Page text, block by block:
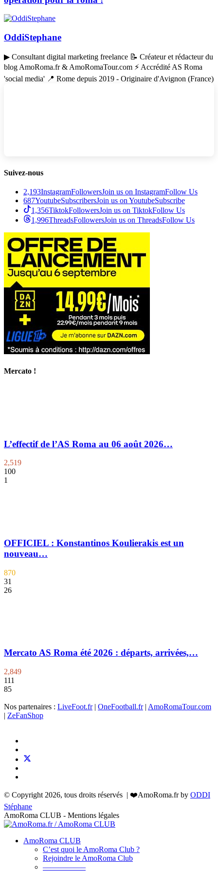
OddiStephane
▶ Consultant digital marketing freelance 📝 Créateur et rédacteur du
blog AmoRoma.fr & AmoRomaTour.com ⚡ Accrédité AS Roma
'social media' 📍 Rome depuis 2019 - Originaire d'Avignon (France)
Suivez-nous
2,193InstagramFollowersJoin us on InstagramFollow Us
687YoutubeSubscribersJoin us on YoutubeSubscribe
1,356TiktokFollowersJoin us on TiktokFollow Us
1,996ThreadsFollowersJoin us on ThreadsFollow Us
Mercato !
L’effectif de l’AS Roma au 06 août 2026…
2,519
100
1
OFFICIEL : Konstantinos Koulierakis est un
nouveau…
870
31
26
Mercato AS Roma été 2026 : départs, arrivées,…
2,849
111
85
Nos partenaires : LiveFoot.fr| OneFootball.fr| AmoRomaTour.com
| ZeFanShop
© Copyright 2026, tous droits réservés | ❤️AmoRoma.fr by ODDI
Stéphane
AmoRoma CLUB - Mentions légales
AmoRoma CLUB
C’est quoi le AmoRoma Club ?
Rejoindre le AmoRoma Club
—————–